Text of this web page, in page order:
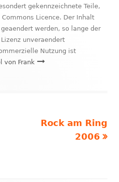
gekennzeichnete Teile,
Licence. Der Inhalt
werden, so lange der
unveraendert
Nutzung ist
von Frank
Nächster
Beitrag
Rock am Ring
2006